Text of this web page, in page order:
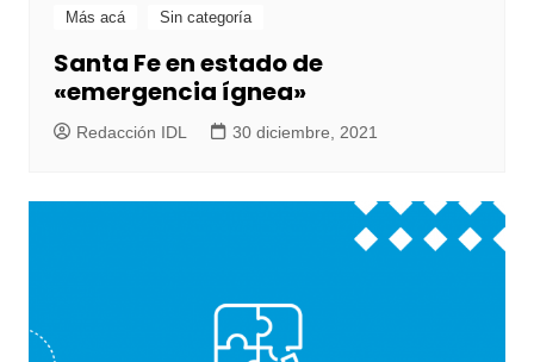
Más acá Sin categoría
Santa Fe en estado de
«emergencia ígnea»
Redacción IDL 30 diciembre, 2021